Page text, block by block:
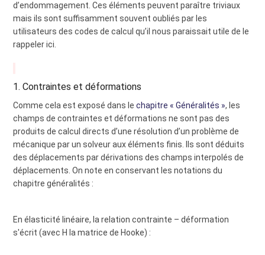
d’endommagement. Ces éléments peuvent paraître triviaux
mais ils sont suffisamment souvent oubliés par les
utilisateurs des codes de calcul qu’il nous paraissait utile de le
rappeler ici.
1. Contraintes et déformations
Comme cela est exposé dans le chapitre « Généralités », les
champs de contraintes et déformations ne sont pas des
produits de calcul directs d’une résolution d’un problème de
mécanique par un solveur aux éléments finis. Ils sont déduits
des déplacements par dérivations des champs interpolés de
déplacements. On note en conservant les notations du
chapitre généralités :
En élasticité linéaire, la relation contrainte – déformation
s'écrit (avec H la matrice de Hooke) :